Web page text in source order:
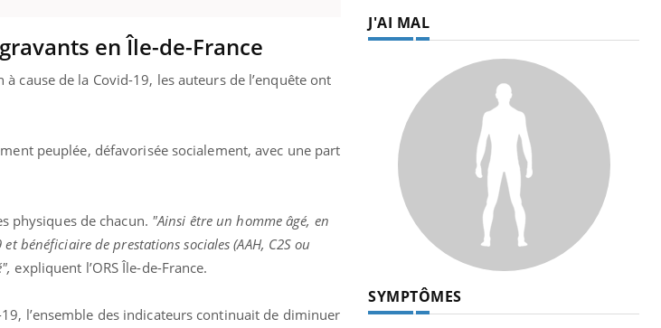
en Île-de-France
cause de la Covid-19, les auteurs de l’enquête ont
peuplée, défavorisée socialement, avec une part
de chacun. "Ainsi être un homme âgé, en
bénéficiaire de prestations sociales (AAH, C2S ou
expliquent l’ORS Île-de-France.
l’ensemble des indicateurs continuait de diminuer
J'AI MAL
SYMPTÔMES